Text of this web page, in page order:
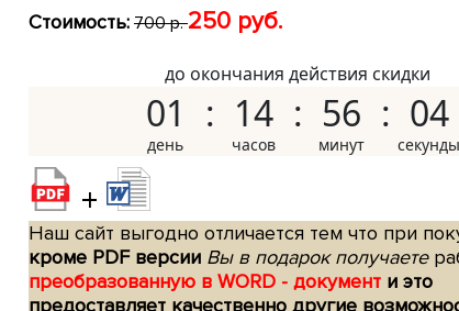
Стоимость: 700 р.250 руб.
до окончания действия скидки
01 14 56 03
+
Наш сайт выгодно отличается тем что при
кроме PDF версии Вы в подарок получаете
преобразованную в WORD - документ и это
предоставляет качественно другие